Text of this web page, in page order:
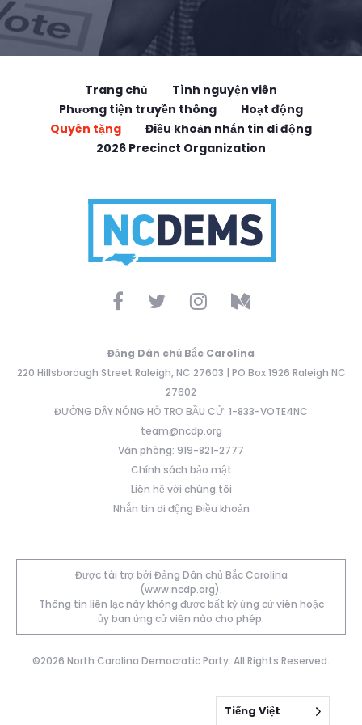
Trang chủ
Tình nguyện viên
Phương tiện truyền thông
Hoạt động
Quyên tặng
Điều khoản nhắn tin di động
2026 Precinct Organization
Đảng Dân chủ Bắc Carolina
220 Hillsborough Street Raleigh, NC 27603 | PO Box 1926 Raleigh NC
27602
ĐƯỜNG DÂY NÓNG HỖ TRỢ BẦU CỬ: 1-833-VOTE4NC
team@ncdp.org
Văn phòng: 919-821-2777
Chính sách bảo mật
Liên hệ với chúng tôi
Nhắn tin di động Điều khoản
Được tài trợ bởi Đảng Dân chủ Bắc Carolina
(www.ncdp.org).
Thông tin liên lạc này không được bất kỳ ứng cử viên hoặc
ủy ban ứng cử viên nào cho phép.
©2026 North Carolina Democratic Party. All Rights Reserved.
Tiếng Việt